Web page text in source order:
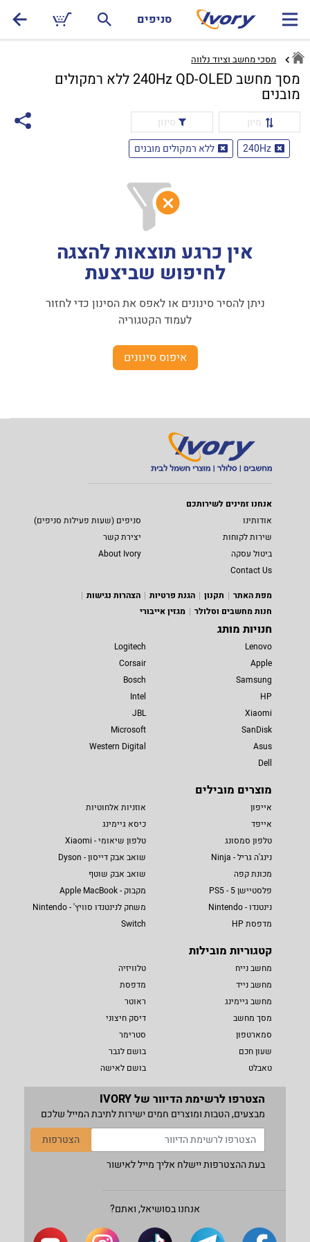
סניפים
מסכי מחשב וציוד נלווה
מסך מחשב 240Hz QD-OLED ללא רמקולים
מובנים
מיון
סינון
240Hz
ללא רמקולים מובנים
אין כרגע תוצאות להצגה
לחיפוש שביצעת
ניתן להסיר סינונים או לאפס את הסינון כדי לחזור
לעמוד הקטגוריה
איפוס סינונים
אנחנו זמינים לשירותכם
אודותינו
סניפים (שעות פעילות סניפים)
שירות לקוחות
יצירת קשר
ביטול עסקה
About Ivory
Contact Us
מפת האתר
תקנון הגנת פרטיות
הצהרות נגישות
חנות מחשבים וסלולר
מגזין אייבורי
חנויות מותג
Lenovo
Apple
Samsung
HP
Xiaomi
SanDisk
Asus
Dell
Logitech
Corsair
Bosch
Intel
JBL
Microsoft
Western Digital
מוצרים מובילים
אייפון
אייפד
טלפון סמסונג
נינג'ה גריל - Ninja
מכונת קפה
פלסטיישן 5 - PS5
נינטנדו - Nintendo
מדפסת HP
אוזניות אלחוטיות
כיסא גיימינג
טלפון שיאומי - Xiaomi
שואב אבק דייסון - Dyson
שואב אבק שוטף
מקבוק - Apple MacBook
משחק לנינטנדו סוויץ' - Nintendo
Switch
קטגוריות מובילות
מחשב נייח
מחשב נייד
מחשב גיימינג
מסך מחשב
סמארטפון
שעון חכם
טאבלט
טלוויזיה
מדפסת
ראוטר
דיסק חיצוני
סטרימר
בושם לגבר
בושם לאישה
הצטרפו לרשימת הדיוור של IVORY
מבצעים, הטבות ומוצרים חמים ישירות לתיבת המייל שלכם
הצטרפות
בעת ההצטרפות יישלח אליך מייל לאישור
אנחנו בסושיאל, ואתם?